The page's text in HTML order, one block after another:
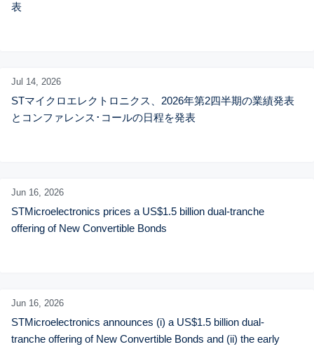
表
Jul 14, 2026
STマイクロエレクトロニクス、2026年第2四半期の業績発表
とコンファレンス･コールの日程を発表
Jun 16, 2026
STMicroelectronics prices a US$1.5 billion dual-tranche
offering of New Convertible Bonds
Jun 16, 2026
STMicroelectronics announces (i) a US$1.5 billion dual-
tranche offering of New Convertible Bonds and (ii) the early